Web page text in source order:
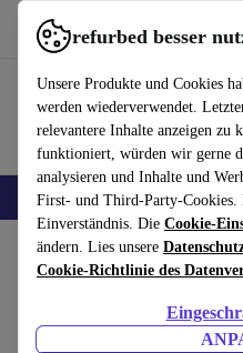
refurbed besser
Unsere Produkte und Cookies
werden wiederverwendet.
relevantere Inhalte anzeigen zu
funktioniert, würden wir gerne
analysieren und Inhalte und
First- und Third-Party-
Einverständnis. Die Cookie-
ändern. Lies unsere
Cookie-Richtlinie des
refurbed schnell und einfach nutzen
🎒 Back to school Handys
Home Produkte Elektrowerkzeuge
Eve Light Switch
Lichtschalter